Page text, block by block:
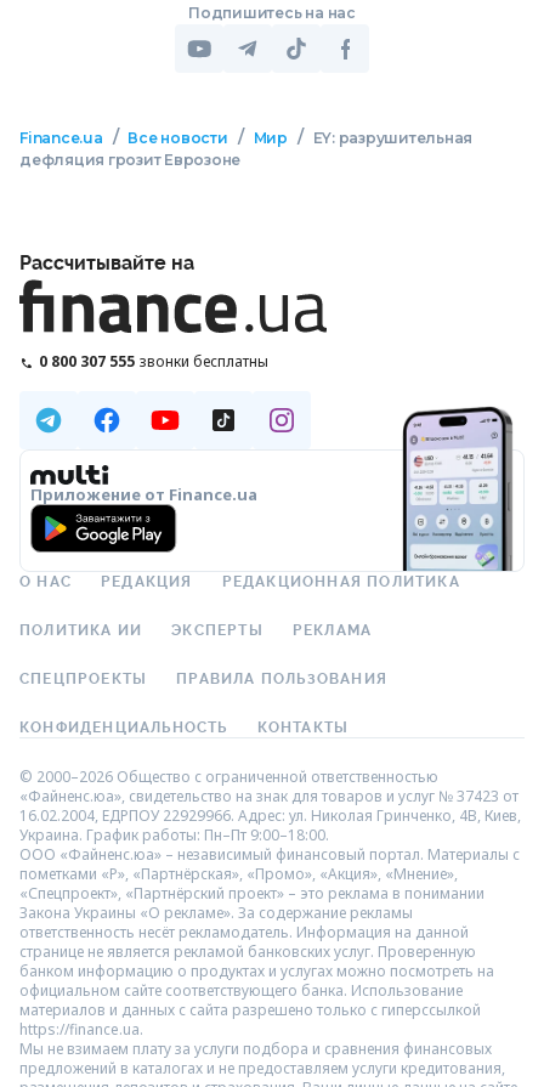
Подпишитесь на нас
Finance.ua / Все новости / Мир /
EY: разрушительная
дефляция грозит Еврозоне
Рассчитывайте на
0 800 307 555 звонки бесплатны
Приложение от Finance.ua
О НАС РЕДАКЦИЯ РЕДАКЦИОННАЯ ПОЛИТИКА
ПОЛИТИКА ИИ ЭКСПЕРТЫ РЕКЛАМА
СПЕЦПРОЕКТЫ ПРАВИЛА ПОЛЬЗОВАНИЯ
КОНФИДЕНЦИАЛЬНОСТЬ КОНТАКТЫ
© 2000–2026 Общество с ограниченной ответственностью
«Файненс.юа», свидетельство на знак для товаров и услуг № 37423 от
16.02.2004, ЕДРПОУ 22929966. Адрес: ул. Николая Гринченко, 4В, Киев,
Украина. График работы: Пн–Пт 9:00–18:00.
ООО «Файненс.юа» – независимый финансовый портал. Материалы с
пометками «Р», «Партнёрская», «Промо», «Акция», «Мнение»,
«Спецпроект», «Партнёрский проект» – это реклама в понимании
Закона Украины «О рекламе». За содержание рекламы
ответственность несёт рекламодатель. Информация на данной
странице не является рекламой банковских услуг. Проверенную
банком информацию о продуктах и услугах можно посмотреть на
официальном сайте соответствующего банка. Использование
материалов и данных с сайта разрешено только с гиперссылкой
https://finance.ua.
Мы не взимаем плату за услуги подбора и сравнения финансовых
предложений в каталогах и не предоставляем услуги кредитования,